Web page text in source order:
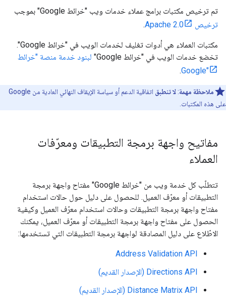
تم ترخيص مكتبات برامج عملاء خدمات ويب "خرائط Google" بموجب
ترخيص Apache 2.0
.
مكتبات العملاء هي أدوات تغليف لخدمات الويب في "خرائط Google".
تخضع خدمات الويب في "خرائط Google"
لبنود خدمة منصة "خرائط
Google"
.
ملاحظة مهمة: لا تنطبق
اتفاقية الدعم أو سياسة الإيقاف النهائي العادية من Google
على هذه المكتبات.
مفاتيح واجهة برمجة التطبيقات ومعرّفات
العملاء
تتطلّب كل خدمة ويب من "خرائط Google" مفتاح واجهة برمجة
التطبيقات أو معرّف العميل. للحصول على دليل حول حالات استخدام
مفتاح واجهة برمجة التطبيقات وحالات استخدام معرّف العميل وكيفية
الحصول على مفتاح واجهة برمجة التطبيقات أو معرّف العميل، يمكنك
الاطّلاع على دليل المصادقة لواجهة برمجة التطبيقات التي تستخدمها:
Address Validation API
Directions API (الإصدار القديم)
Distance Matrix API (الإصدار القديم)